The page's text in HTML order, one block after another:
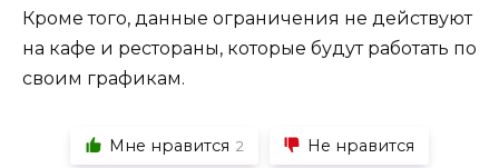
Кроме того, данные ограничения не действуют
на кафе и рестораны, которые будут работать по
своим графикам.
Мне нравится 2 Не нравится